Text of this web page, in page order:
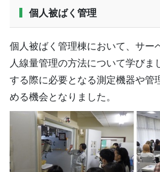
個人被ばく管理
個人被ばく管理棟において、サー
人線量管理の方法について学びま
する際に必要となる測定機器や管
める機会となりました。